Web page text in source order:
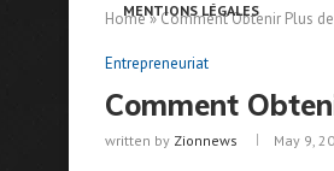
MENTIONS LÉGALES
Home»Comment Obtenir Plus
Entrepreneuriat
Comment
written by Zionnews May 9,